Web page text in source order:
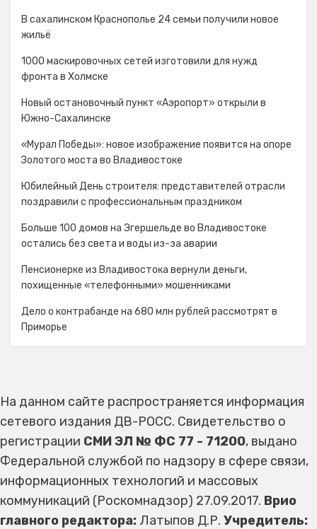
В сахалинском Краснополье 24 семьи получили новое
жильё
1000 маскировочных сетей изготовили для нужд
фронта в Холмске
Новый остановочный пункт «Аэропорт» открыли в
Южно-Сахалинске
«Мурал Победы»: новое изображение появится на опоре
Золотого моста во Владивостоке
Юбилейный День строителя: представителей отрасли
поздравили с профессиональным праздником
Больше 100 домов на Эгершельде во Владивостоке
остались без света и воды из-за аварии
Пенсионерке из Владивостока вернули деньги,
похищенные «телефонными» мошенниками
Дело о контрабанде на 680 млн рублей рассмотрят в
Приморье
На данном сайте распространяется информация
сетевого издания ДВ-РОСС. Свидетельство о
регистрации СМИ ЭЛ № ФС 77 - 71200, выдано
Федеральной службой по надзору в сфере связи,
информационных технологий и массовых
коммуникаций (Роскомнадзор) 27.09.2017. Врио
главного редактора: Латыпов Д.Р. Учредитель: